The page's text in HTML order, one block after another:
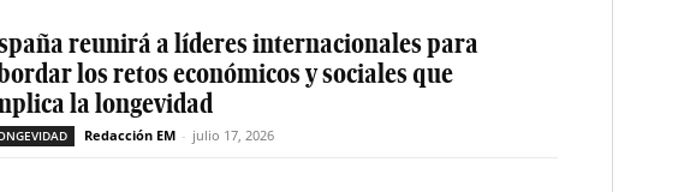
reunirá a líderes internacionales para
los retos económicos y sociales que
la longevidad
Redacción EM - julio 17, 2026